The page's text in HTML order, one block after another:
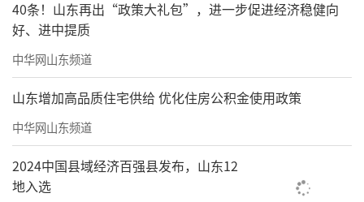
40条！山东再出“政策大礼包”，进一步促进经济稳健向
好、进中提质
中华网山东频道
山东增加高品质住宅供给 优化住房公积金使用政策
中华网山东频道
2024中国县域经济百强县发布，山东12
地入选